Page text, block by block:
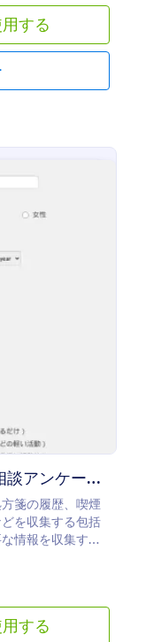
とも、独立した
ます。 また、こ
分で一からオン
することもでき
する
パーソナルトレーニング相談アンケートフォーム
箋の履歴、喫煙
を収集する包括
情報を収集する
ています。この
ョンが含まれて
する